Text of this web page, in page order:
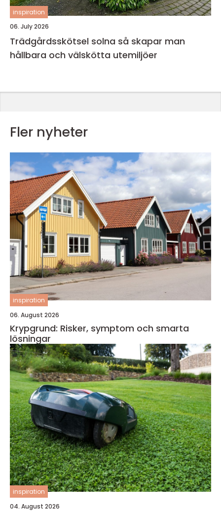
inspiration
06. July 2026
Trädgårdsskötsel solna så skapar man
hållbara och välskötta utemiljöer
Fler nyheter
inspiration
06. August 2026
Krypgrund: Risker, symptom och smarta
lösningar
inspiration
04. August 2026